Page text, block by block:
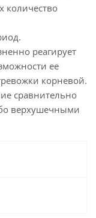
количество
реагирует
ее
корневой.
сравнительно
верхушечными